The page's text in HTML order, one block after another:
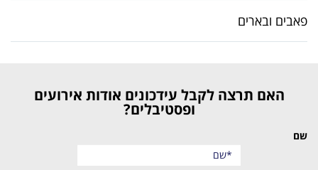
פאבים ובארים
האם תרצה לקבל עידכונים אודות אירועים
ופסטיבלים?
שם